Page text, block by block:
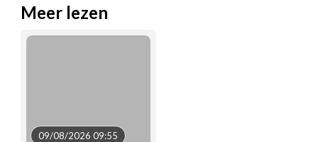
Meer lezen
09/08/2026 09:55